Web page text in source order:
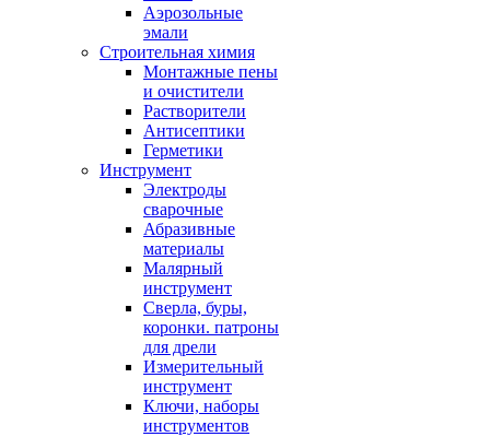
Аэрозольные
эмали
Строительная химия
Монтажные пены
и очистители
Растворители
Антисептики
Герметики
Инструмент
Электроды
сварочные
Абразивные
материалы
Малярный
инструмент
Сверла, буры,
коронки. патроны
для дрели
Измерительный
инструмент
Ключи, наборы
инструментов